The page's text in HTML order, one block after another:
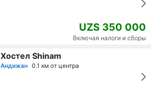
UZS 350 000
Включая налоги и сборы
Хостел Shinam
Андижан 0.1 км от центра